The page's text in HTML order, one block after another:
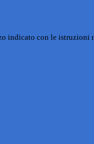
indicato con le istruzioni